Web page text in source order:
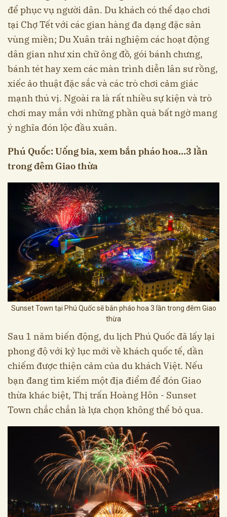
để phục vụ người dân. Du khách có thể dạo chơi
tại Chợ Tết với các gian hàng đa dạng đặc sản
vùng miền; Du Xuân trải nghiệm các hoạt động
dân gian như xin chữ ông đồ, gói bánh chưng,
bánh tét hay xem các màn trình diễn lân sư rồng,
xiếc ảo thuật đặc sắc và các trò chơi cảm giác
mạnh thú vị. Ngoài ra là rất nhiều sự kiện và trò
chơi may mắn với những phần quà bất ngờ mang
ý nghĩa đón lộc đầu xuân.
Phú Quốc: Uống bia, xem bắn pháo hoa…3 lần
trong đêm Giao thừa
Sunset Town tại Phú Quốc sẽ bắn pháo hoa 3 lần trong đêm Giao
thừa
Sau 1 năm biến động, du lịch Phú Quốc đã lấy lại
phong độ với kỷ lục mới về khách quốc tế, dần
chiếm được thiện cảm của du khách Việt. Nếu
bạn đang tìm kiếm một địa điểm để đón Giao
thừa khác biệt, Thị trấn Hoàng Hôn - Sunset
Town chắc chắn là lựa chọn không thể bỏ qua.